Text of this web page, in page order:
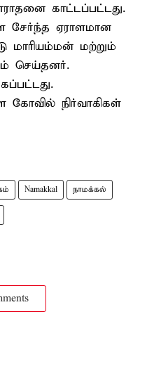
காட்டப்பட்டது.
சேர்ந்த ஏராளமான
மற்றும்
செய்தனர்.
கோவில் நிர்வாகிகள்
Namakkal நாமக்கல்